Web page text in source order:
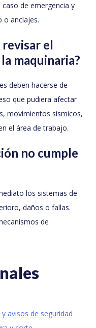
de emergencia y
o anclajes.
revisar el
maquinaria?
deben hacerse de
que pudiera afectar
movimientos sísmicos,
el área de trabajo.
no cumple
los sistemas de
daños o fallas.
de
avisos de seguridad